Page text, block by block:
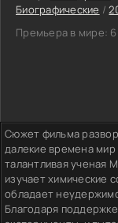
Биографические /
Премьера в мире:
Сюжет фильма
далекие времена мир
талантливая ученая
изучает химические
обладает
Благодаря